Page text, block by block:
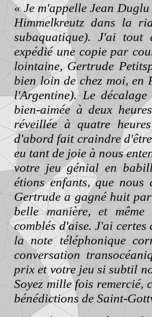
« Je m'appelle Jean
Himmelkreutz dans la
subaquatique). J'ai
expédié une copie par
lointaine, Gertrude
bien loin de chez moi, en
l'Argentine). Le
bien-aimée à deux
réveillée à quatre
d'abord fait craindre
eu tant de joie à nous
votre jeu génial en
étions enfants, que nous
Gertrude a gagné huit
belle manière, et
comblés d'aise. J'ai
la note téléphonique
conversation
prix et votre jeu si subtil
Soyez mille fois remercié,
bénédictions de Saint-